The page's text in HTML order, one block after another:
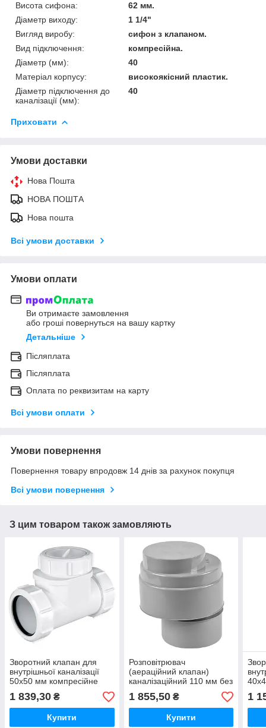
Висота сифона:
62 мм.
Діаметр виходу:
1 1/4"
Вигляд виробу:
сифон з клапаном.
Вид підключення:
компресійна.
Діаметр (мм):
40
Матеріал корпусу:
високоякісний пластик.
Діаметр підключення до
каналізації (мм):
40
Приховати
Умови доставки
Нова Пошта
НОВА ПОШТА
Нова пошта
Всі умови доставки
Умови оплати
Ви отримаєте замовлення
або гроші повернуться на вашу картку
Детальніше
Післяплата
Післяплата
Оплата по реквизитам на карту
Всі умови оплати
Умови повернення
Повернення товару впродовж 14 днів за рахунок покупця
Всі умови повернення
З цим товаром також замовляють
Зворотний клапан для
внутрішньої каналізації
50х50 мм компресійне
McAlpine
1 839,30 ₴
Купити
Розповітрювач
(аераційний клапан)
каналізаційний 110 мм без
HC47P
1 855,50₴
Купити
1